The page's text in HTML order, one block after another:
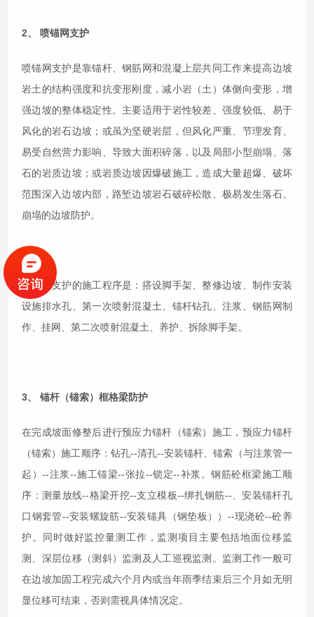
2、 喷锚网支护
喷锚网支护是靠锚杆、钢筋网和混凝上层共同工作来提高边坡
岩土的结构强度和抗变形刚度，减小岩（土）体侧向变形，增
强边坡的整体稳定性。主要适用于岩性较差、强度较低、易于
风化的岩石边坡；或虽为坚硬岩层，但风化严重、节理发育、
易受自然营力影响、导致大面积碎落，以及局部小型崩塌、落
石的岩质边坡；或岩质边坡因爆破施工，造成大量超爆、破坏
范围深入边坡内部，路堑边坡岩石破碎松散、极易发生落石、
崩塌的边坡防护。
喷锚网支护的施工程序是：搭设脚手架、整修边坡、制作安装
设施排水孔、第一次喷射混凝土、锚杆钻孔、注浆、钢筋网制
作、挂网、第二次喷射混凝土、养护、拆除脚手架。
3、 锚杆（锚索）框格梁防护
在完成坡面修整后进行预应力锚杆（锚索）施工，预应力锚杆
（锚索）施工顺序：钻孔--清孔--安装锚杆、锚索（与注浆管一
起）--注浆--施工锚梁--张拉--锁定--补浆。钢筋砼框梁施工顺
序：测量放线--格梁开挖--支立模板--绑扎钢筋--、安装锚杆孔
口钢套管--安装螺旋筋--安装锚具（钢垫板））--现浇砼--砼养
护。同时做好监控量测工作，监测项目主要包括地面位移监
测、深层位移（测斜）监测及人工巡视监测。监测工作一般可
在边坡加固工程完成六个月内或当年雨季结束后三个月如无明
显位移可结束，否则需视具体情况定。